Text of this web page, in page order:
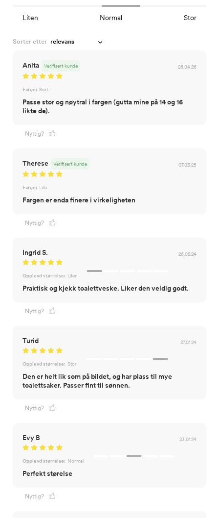
Liten Normal Stor
Sorter etter
Anita 26.04.26
Verifisert kunde
Farge: Sort
Passe stor og nøytral i fargen (gutta mine på 14 og 16
likte de).
Nyttig?
Therese 07.03.25
Verifisert kunde
Farge: Lilla
Fargen er enda finere i virkeligheten
Nyttig?
Ingrid S. 26.02.24
Opplevd størrelse: Liten
Praktisk og kjekk toalettveske. Liker den veldig godt.
Nyttig?
Turid 27.01.24
Opplevd størrelse: Stor
Den er helt lik som på bildet, og har plass til mye
toalettsaker. Passer fint til sønnen.
Nyttig?
Evy B 23.01.24
Opplevd størrelse: Normal
Perfekt størelse
Nyttig?